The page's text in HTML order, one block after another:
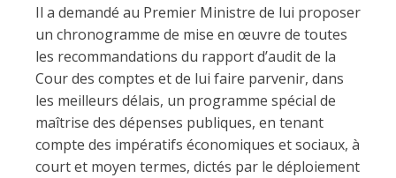
Il a demandé au Premier Ministre de lui proposer
un chronogramme de mise en œuvre de toutes
les recommandations du rapport d’audit de la
Cour des comptes et de lui faire parvenir, dans
les meilleurs délais, un programme spécial de
maîtrise des dépenses publiques, en tenant
compte des impératifs économiques et sociaux, à
court et moyen termes, dictés par le déploiement